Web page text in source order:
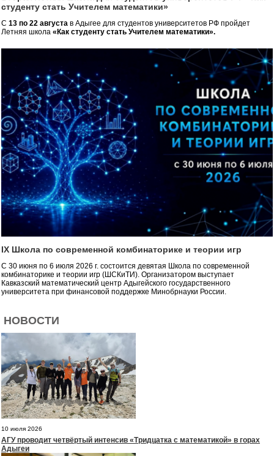
студенту стать Учителем математики»
С 13 по 22 августа в Адыгее для студентов университетов РФ пройдет
Летняя школа «Как студенту стать Учителем математики».
IX Школа по современной комбинаторике и теории игр
С 30 июня по 6 июля 2026 г. состоится девятая Школа по современной
комбинаторике и теории игр (ШСКиТИ). Организатором выступает
Кавказский математический центр Адыгейского государственного
университета при финансовой поддержке Минобрнауки России.
НОВОСТИ
10 июля 2026
АГУ проводит четвёртый интенсив «Тридцатка с математикой» в горах
Адыгеи